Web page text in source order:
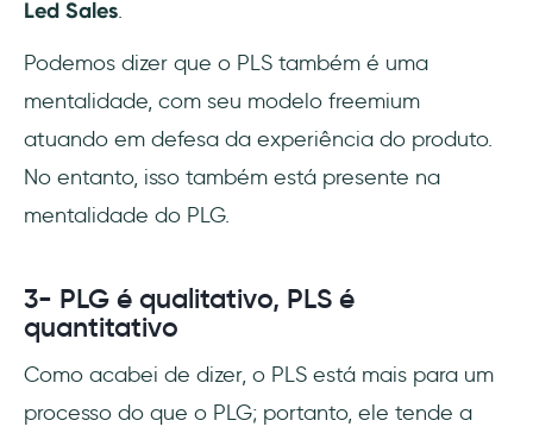
Led Sales.
Podemos dizer que o PLS também é uma
mentalidade, com seu modelo freemium
atuando em defesa da experiência do produto.
No entanto, isso também está presente na
mentalidade do PLG.
3- PLG é qualitativo, PLS é
quantitativo
Como acabei de dizer, o PLS está mais para um
processo do que o PLG; portanto, ele tende a